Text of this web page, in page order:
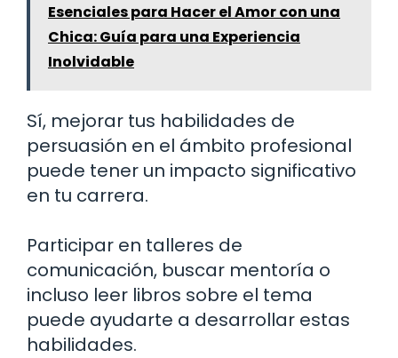
Esenciales para Hacer el Amor con una
Chica: Guía para una Experiencia
Inolvidable
Sí, mejorar tus habilidades de
persuasión en el ámbito profesional
puede tener un impacto significativo
en tu carrera.
Participar en talleres de
comunicación, buscar mentoría o
incluso leer libros sobre el tema
puede ayudarte a desarrollar estas
habilidades.